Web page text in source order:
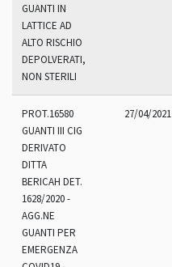
GUANTI IN
LATTICE AD
ALTO RISCHIO
DEPOLVERATI,
NON STERILI
PROT.16580
GUANTI III CIG
DERIVATO
DITTA
BERICAH DET.
1628/2020 -
AGG.NE
GUANTI PER
EMERGENZA
27/04/2021